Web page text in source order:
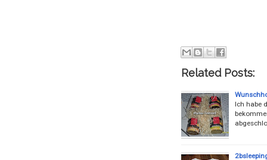
Related Posts:
Ich habe